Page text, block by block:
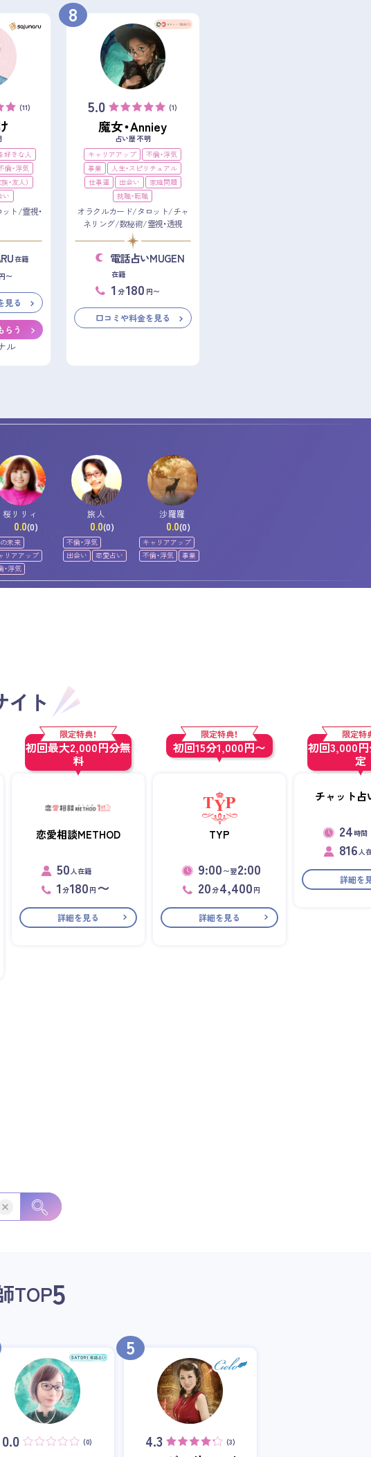
(11)
好きな人
倫・浮気
・友人）
い
ト/霊視・
在籍
円〜
見る
らう
ル
8
5.0 (1)
魔女・Anniey
占い歴 不明
キャリアアップ
不倫・浮気
事業
人生・スピリチュアル
仕事運
出会い
家庭問題
就職・転職
オラクルカード/タロット/チャ
ネリング/数秘術/霊視・透視
電話占いMUGEN
在籍
1 分180 円〜
口コミや料金を見る
桜リリィ
0.0(0)
未来
リアアップ
・浮気
旅人
0.0(0)
不倫・浮気
出会い
恋愛占い
沙羅羅
0.0(0)
キャリアアップ
不倫・浮気
事業
イト
限定特典！
初回最大2,000円分無
料
恋愛相談METHOD
50人在籍
1分180 円 〜
詳細を見る
限定特典！
初回15分1,000円〜
TYP
9:00 〜翌2:00
20分4,400 円
詳細を見る
限定特
初回3,000
定
チャット占
24 時間
816人
詳細を
TOP5
0.0 (0)
5
4.3 (3)